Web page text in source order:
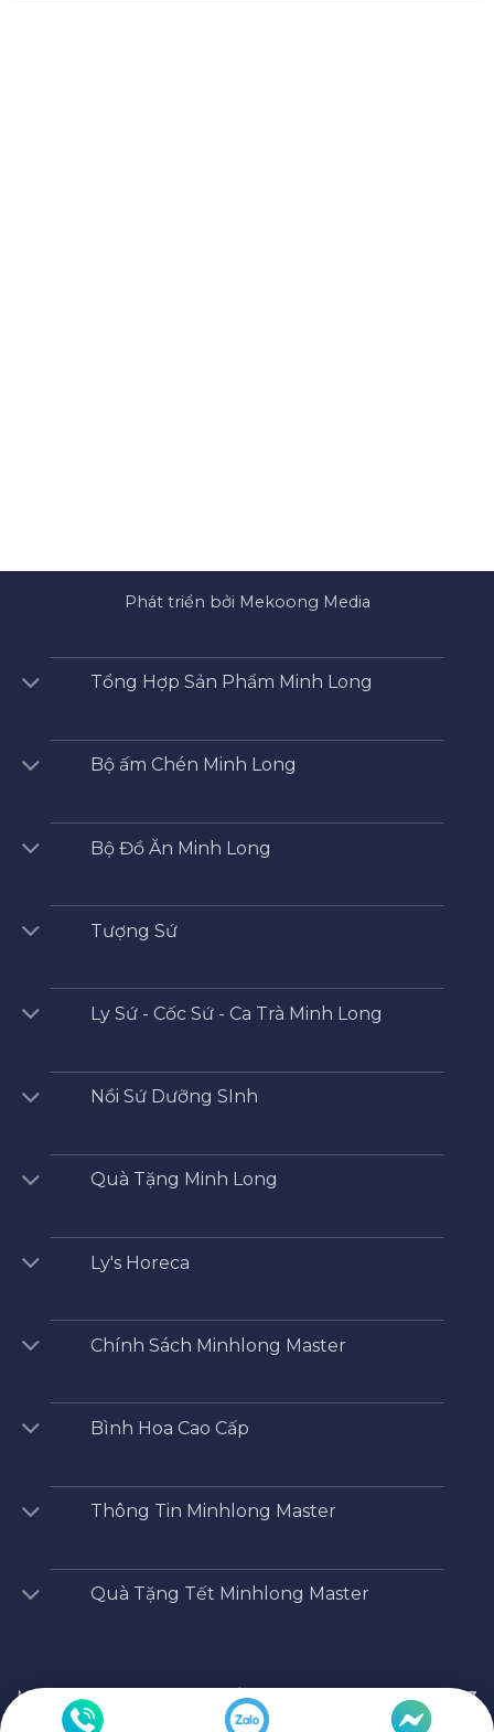
Phát triển bởi Mekoong Media
Tổng Hợp Sản Phẩm Minh Long
Bộ ấm Chén Minh Long
Bộ Đồ Ăn Minh Long
Tượng Sứ
Ly Sứ - Cốc Sứ - Ca Trà Minh Long
Nồi Sứ Dưỡng SInh
Quà Tặng Minh Long
Ly's Horeca
Chính Sách Minhlong Master
Bình Hoa Cao Cấp
Thông Tin Minhlong Master
Quà Tặng Tết Minhlong Master
Minhlong Master Ấm trà
Bộ Trà Minh Long 1.3
L Hoàng Cung Sen Vàng